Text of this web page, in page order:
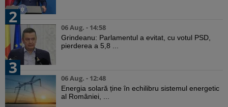
2
06 Aug. - 14:58
Grindeanu: Parlamentul a evitat, cu votul PSD,
pierderea a 5,8 ...
3
06 Aug. - 12:48
Energia solară ține în echilibru sistemul energetic
al României, ...